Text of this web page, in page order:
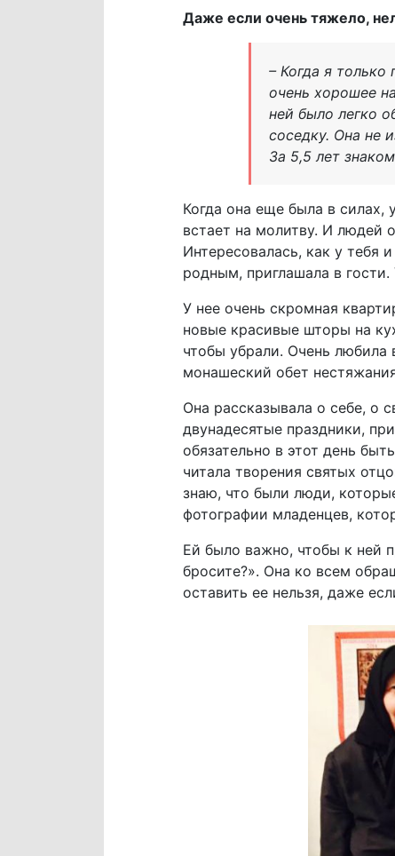
Даже если очень тяжело,
– Когда я
очень хорошее
ней было легко
соседку. Она не
За 5,5 лет
Когда она еще была в силах,
встает на молитву. И людей
Интересовалась, как у тебя
родным, приглашала в
У нее очень скромная
новые красивые шторы на
чтобы убрали. Очень любила
монашеский обет
Она рассказывала о себе, о
двунадесятые праздники,
обязательно в этот день
читала творения святых
знаю, что были люди,
фотографии младенцев,
Ей было важно, чтобы к ней
бросите?». Она ко всем
оставить ее нельзя, даже